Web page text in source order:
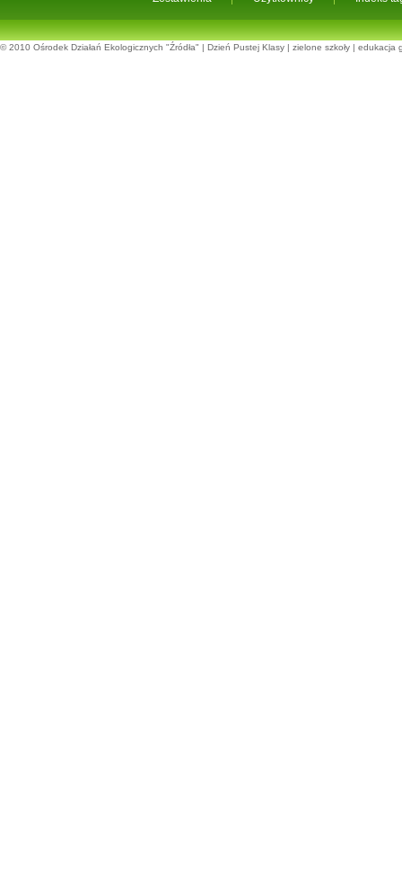
© 2010 Ośrodek Działań Ekologicznych "Źródła" | Dzień Pustej Klasy | zielone szkoły | edukacja